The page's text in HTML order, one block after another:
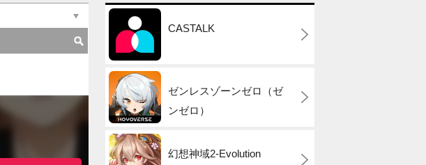
CASTALK
ゼンレスゾーンゼロ（ゼ
ンゼロ）
幻想神域2-Evolution